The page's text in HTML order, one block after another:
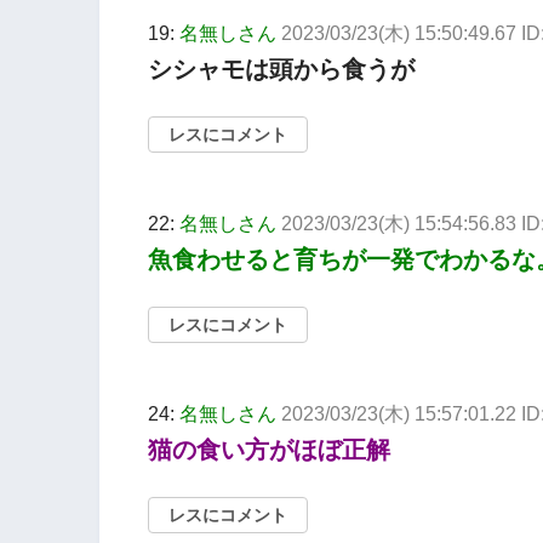
19: 名無しさん 2023/03/23(木) 15:50:49.67
シシャモは頭から食うが
レスにコメント
22: 名無しさん 2023/03/23(木) 15:54:56.83
魚食わせると育ちが一発でわかるな
レスにコメント
24: 名無しさん 2023/03/23(木) 15:57:01.22
猫の食い方がほぼ正解
レスにコメント